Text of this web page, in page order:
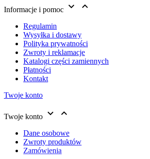
Informacje i pomoc  
Regulamin
Wysyłka i dostawy
Polityka prywatności
Zwroty i reklamacje
Katalogi części zamiennych
Płatności
Kontakt
Twoje konto
Twoje konto  
Dane osobowe
Zwroty produktów
Zamówienia